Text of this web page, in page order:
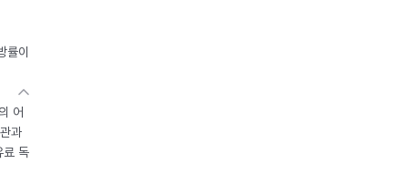
률이
어
과
료 독